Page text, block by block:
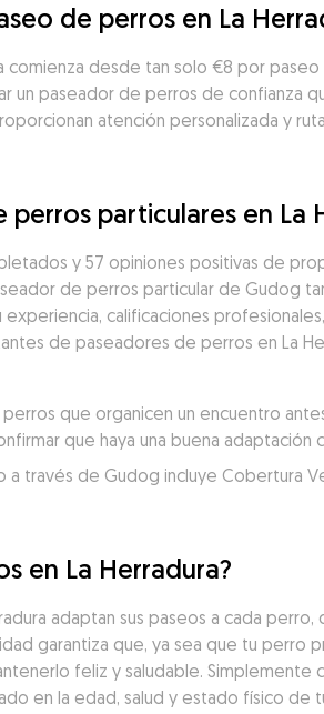
de perros en La
comienza desde tan solo €8 por
un paseador de perros de confianza
atención personalizada y
perros particulares en La
y 57 opiniones positivas de
de perros particular de Gudog
calificaciones
de paseadores de perros en La
que organicen un encuentro
que haya una buena adaptación
través de Gudog incluye Cobertura
en La Herradura?
adaptan sus paseos a cada
garantiza que, ya sea que tu
feliz y saludable.
en la edad, salud y estado físico de